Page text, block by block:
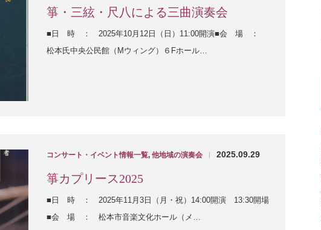
箏・三絃・尺八による三曲演奏会
■日 時 ： 2025年10月12日（日）11:00開演■会 場 ：
松本氏中央公民館（Mウィング）６Fホール…
コンサート・イベント情報一覧, 他地域の演奏会 | 2025.09.29
箏カプリース2025
■日 時 ： 2025年11月3日（月・祝）14:00開演 13:30開場
■会 場 ： 松本市音楽文化ホール（メ…